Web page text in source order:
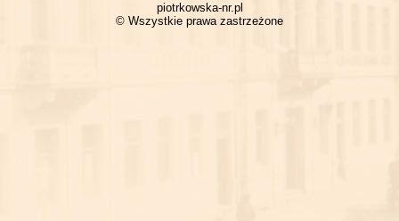
piotrkowska-nr.pl
© Wszystkie prawa zastrzeżone